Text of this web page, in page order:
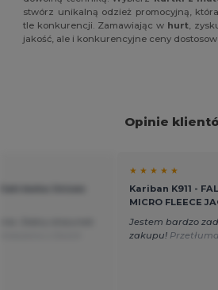
stwórz unikalną odzież promocyjną,
tle konkurencji. Zamawiając w hurt,
jakość, ale i konkurencyjne ceny
Opinie
★ ★ ★ ★ ★
Kariban K911 -
MICRO FLEECE
Jestem bardzo
zakupu!